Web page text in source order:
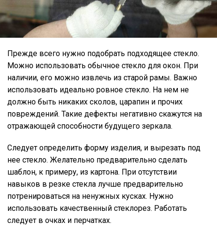
Прежде всего нужно подобрать подходящее стекло.
Можно использовать обычное стекло для окон. При
наличии, его можно извлечь из старой рамы. Важно
использовать идеально ровное стекло. На нем не
должно быть никаких сколов, царапин и прочих
повреждений. Такие дефекты негативно скажутся на
отражающей способности будущего зеркала.
Следует определить форму изделия, и вырезать под
нее стекло. Желательно предварительно сделать
шаблон, к примеру, из картона. При отсутствии
навыков в резке стекла лучше предварительно
потренироваться на ненужных кусках. Нужно
использовать качественный стеклорез. Работать
следует в очках и перчатках.